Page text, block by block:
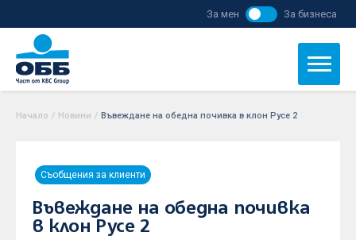
За мен За бизнеса
Начало / Новини / Въвеждане на обедна почивка в клон Русе 2
Съобщения за клиенти
Въвеждане на обедна почивка
в клон Русе 2